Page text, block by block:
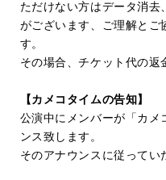
ただけない方はデータ消去
がございます、ご理解とご
す。
その場合、チケット代の返
【 カメコタイムの告知】
公演中にメンバーが「カメ
ンス致します。
そのアナウンスに従ってい